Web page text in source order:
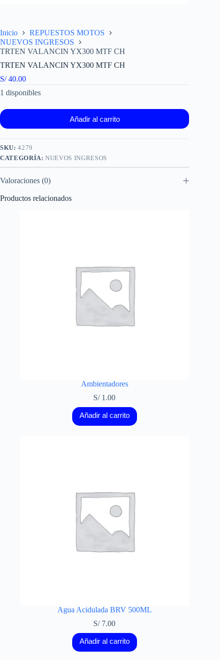
Inicio
REPUESTOS MOTOS
NUEVOS INGRESOS
TRTEN VALANCIN YX300 MTF CH
TRTEN VALANCIN YX300 MTF CH
S/40.00
1 disponibles
Añadir al carrito
SKU:4279
CATEGORÍA:NUEVOS INGRESOS
Valoraciones (0)
Productos relacionados
Ambientadores
S/1.00
Añadir al carrito
Agua Acidulada BRV 500ML
S/7.00
Añadir al carrito